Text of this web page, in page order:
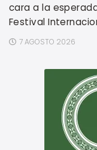
cara a la
Festival
7 AGOSTO 2026